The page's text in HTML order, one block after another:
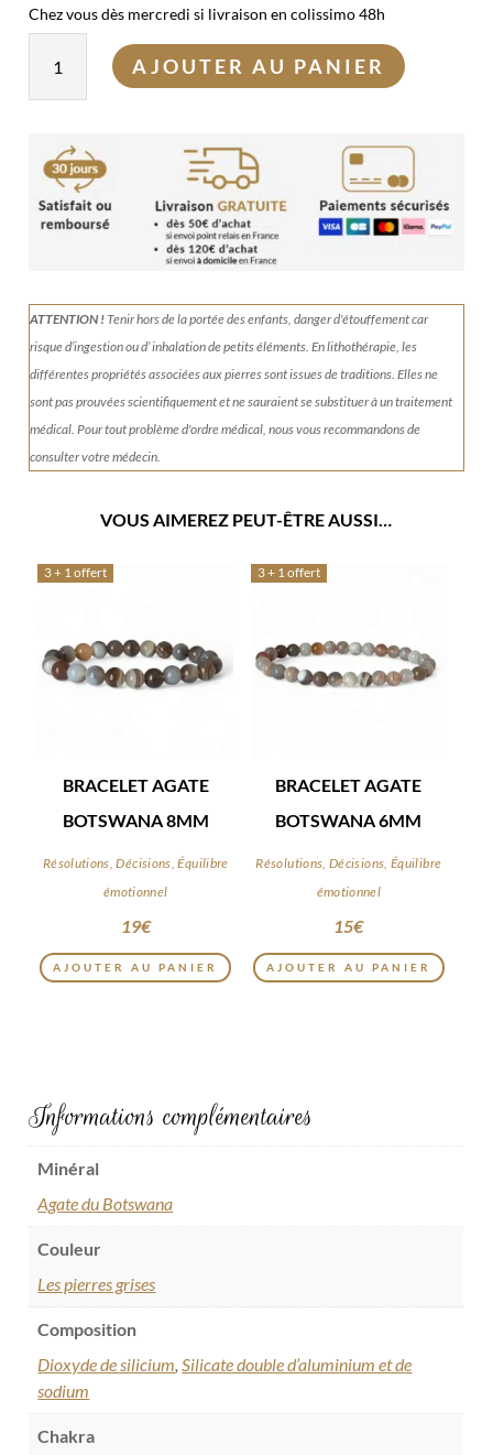
Chez vous dès mercredi si livraison en colissimo 48h
Donut
du
Botswana
3cm
AJOUTER AU PANIER
ATTENTION !Tenirhors de la portée des enfants, danger d'étouffement car
risque d’ingestion ou d’ inhalation de petits éléments.En lithothérapie, les
différentes propriétés associées aux pierres sont issues de traditions. Elles ne
sont pas prouvées scientifiquement et ne sauraient se substituer à un traitement
médical. Pour tout problème d'ordre médical, nous vous recommandons de
consulter votre médecin.
VOUS AIMEREZ PEUT-ÊTRE AUSSI…
3 + 1 offert
BRACELET AGATE
BOTSWANA 8MM
Résolutions, Décisions, Équilibre
émotionnel
19€
AJOUTER AU PANIER
3 + 1 offert
BRACELET AGATE
BOTSWANA 6MM
Résolutions, Décisions, Équilibre
émotionnel
15€
AJOUTER AU PANIER
Informations complémentaires
Minéral
Agate du Botswana
Couleur
Les pierres grises
Composition
Dioxyde de silicium,Silicate double d’aluminium et de
sodium
Chakra